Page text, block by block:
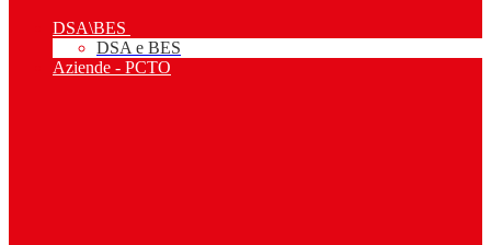
DSA\BES
DSA e BES
Aziende - PCTO